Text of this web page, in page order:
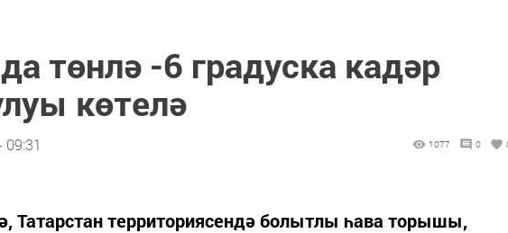
төнлә -6 градуска кадәр
көтелә
09:31 1077 0
Татарстан территориясендә болытлы һава торышы,